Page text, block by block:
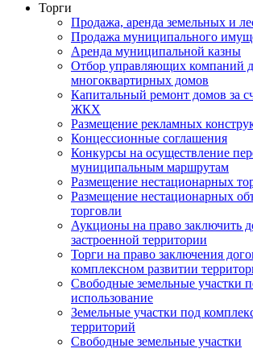
Торги
Продажа, аренда земельных и
Продажа муниципального
Аренда муниципальной казны
Отбор управляющих компаний
многоквартирных домов
Капитальный ремонт домов за
ЖКХ
Размещение рекламных
Концессионные соглашения
Конкурсы на осуществление
муниципальным маршрутам
Размещение нестационарных
Размещение нестационарных
торговли
Аукционы на право заключить
застроенной территории
Торги на право заключения
комплексном развитии
Свободные земельные участки
использование
Земельные участки под
территорий
Свободные земельные участки